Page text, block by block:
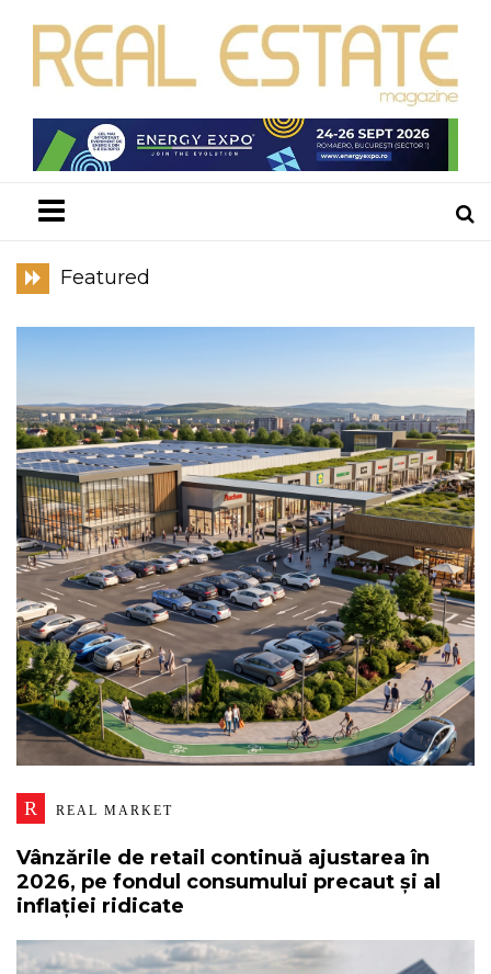
Featured
R REAL MARKET
Vânzările de retail continuă ajustarea în
2026, pe fondul consumului precaut și al
inflației ridicate